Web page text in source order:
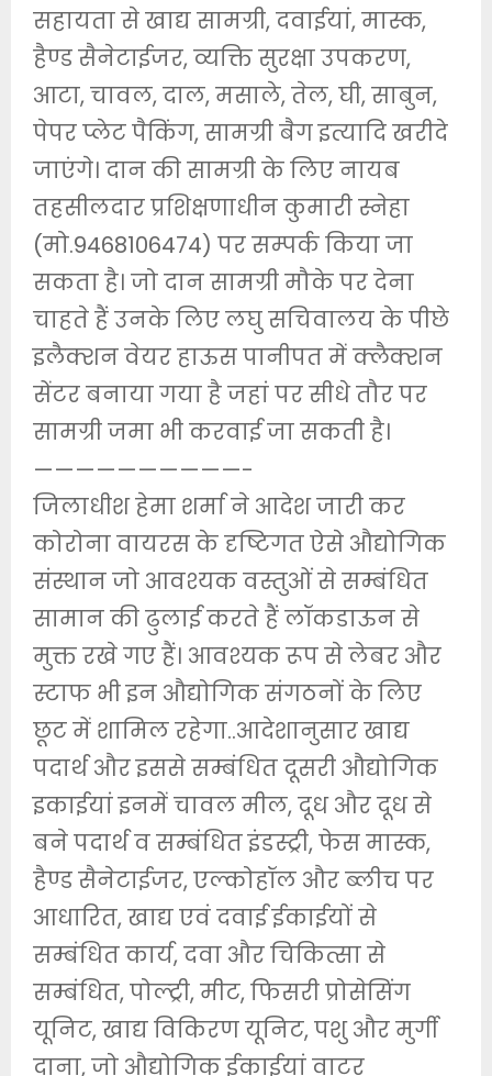
सहायता से खाद्य सामग्री, दवाईयां, मास्क,
हैण्ड सैनेटाईजर, व्यक्ति सुरक्षा उपकरण,
आटा, चावल, दाल, मसाले, तेल, घी, साबुन,
पेपर प्लेट पैकिंग, सामग्री बैग इत्यादि खरीदे
जाएंगे। दान की सामग्री के लिए नायब
तहसीलदार प्रशिक्षणाधीन कुमारी स्नेहा
(मो.9468106474) पर सम्पर्क किया जा
सकता है। जो दान सामग्री मौके पर देना
चाहते हैं उनके लिए लघु सचिवालय के पीछे
इलैक्शन वेयर हाऊस पानीपत में क्लैक्शन
सेंटर बनाया गया है जहां पर सीधे तौर पर
सामग्री जमा भी करवाई जा सकती है।
——————————-
जिलाधीश हेमा शर्मा ने आदेश जारी कर
कोरोना वायरस के दृष्टिगत ऐसे औद्योगिक
संस्थान जो आवश्यक वस्तुओं से सम्बंधित
सामान की ढुलाई करते हैं लॉकडाऊन से
मुक्त रखे गए हैं। आवश्यक रूप से लेबर और
स्टाफ भी इन औद्योगिक संगठनों के लिए
छूट में शामिल रहेगा..आदेशानुसार खाद्य
पदार्थ और इससे सम्बंधित दूसरी औद्योगिक
इकाईयां इनमें चावल मील, दूध और दूध से
बने पदार्थ व सम्बंधित इंडस्ट्री, फेस मास्क,
हैण्ड सैनेटाईजर, एल्कोहॉल और ब्लीच पर
आधारित, खाद्य एवं दवाई ईकाईयों से
सम्बंधित कार्य, दवा और चिकित्सा से
सम्बंधित, पोल्ट्री, मीट, फिसरी प्रोसेसिंग
यूनिट, खाद्य विकिरण यूनिट, पशु और मुर्गी
दाना, जो औद्योगिक ईकाईयां वाटर